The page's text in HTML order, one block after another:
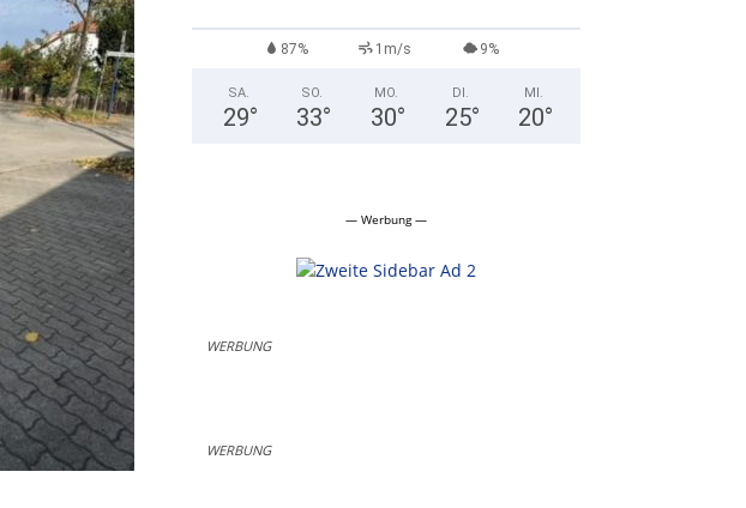
87% 1m/s 9%
SA.
29°
SO.
33°
MO.
30°
DI.
25°
MI.
20°
— Werbung —
WERBUNG
WERBUNG